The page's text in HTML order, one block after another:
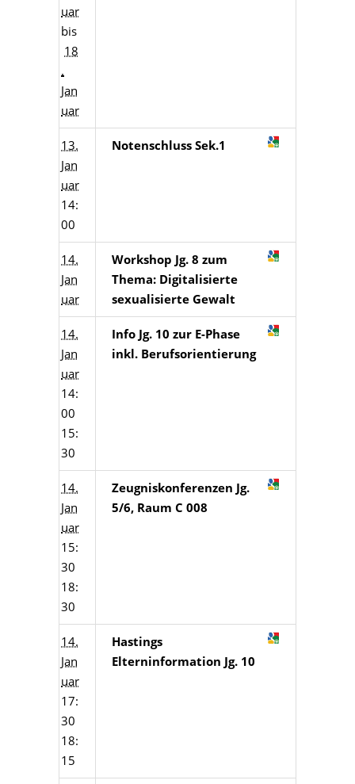
uar
bis
18
.
Jan
uar
13.
Jan
uar
14:
00
Notenschluss Sek.1
14.
Jan
uar
Workshop Jg. 8 zum
Thema: Digitalisierte
sexualisierte Gewalt
14.
Jan
uar
14:
00
15:
30
Info Jg. 10 zur E-Phase
inkl. Berufsorientierung
14.
Jan
uar
15:
30
18:
30
Zeugniskonferenzen Jg.
5/6, Raum C 008
14.
Jan
uar
17:
30
18:
15
Hastings
Elterninformation Jg. 10